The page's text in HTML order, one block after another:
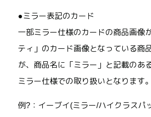
●ミラー表記のカード
一部ミラー仕様のカードの商品画像
ティ」のカード画像となっている商
が、商品名に「ミラー」と記載のあ
ミラー仕様での取り扱いとなります。
例?：イーブイ(ミラー/ハイクラスパ